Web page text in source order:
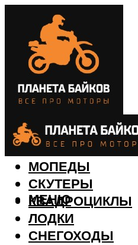
МОТОЦИКЛЫ
МОПЕДЫ
СКУТЕРЫ
КВАДРОЦИКЛЫ
ЛОДКИ
СНЕГОХОДЫ
МЕНЮ